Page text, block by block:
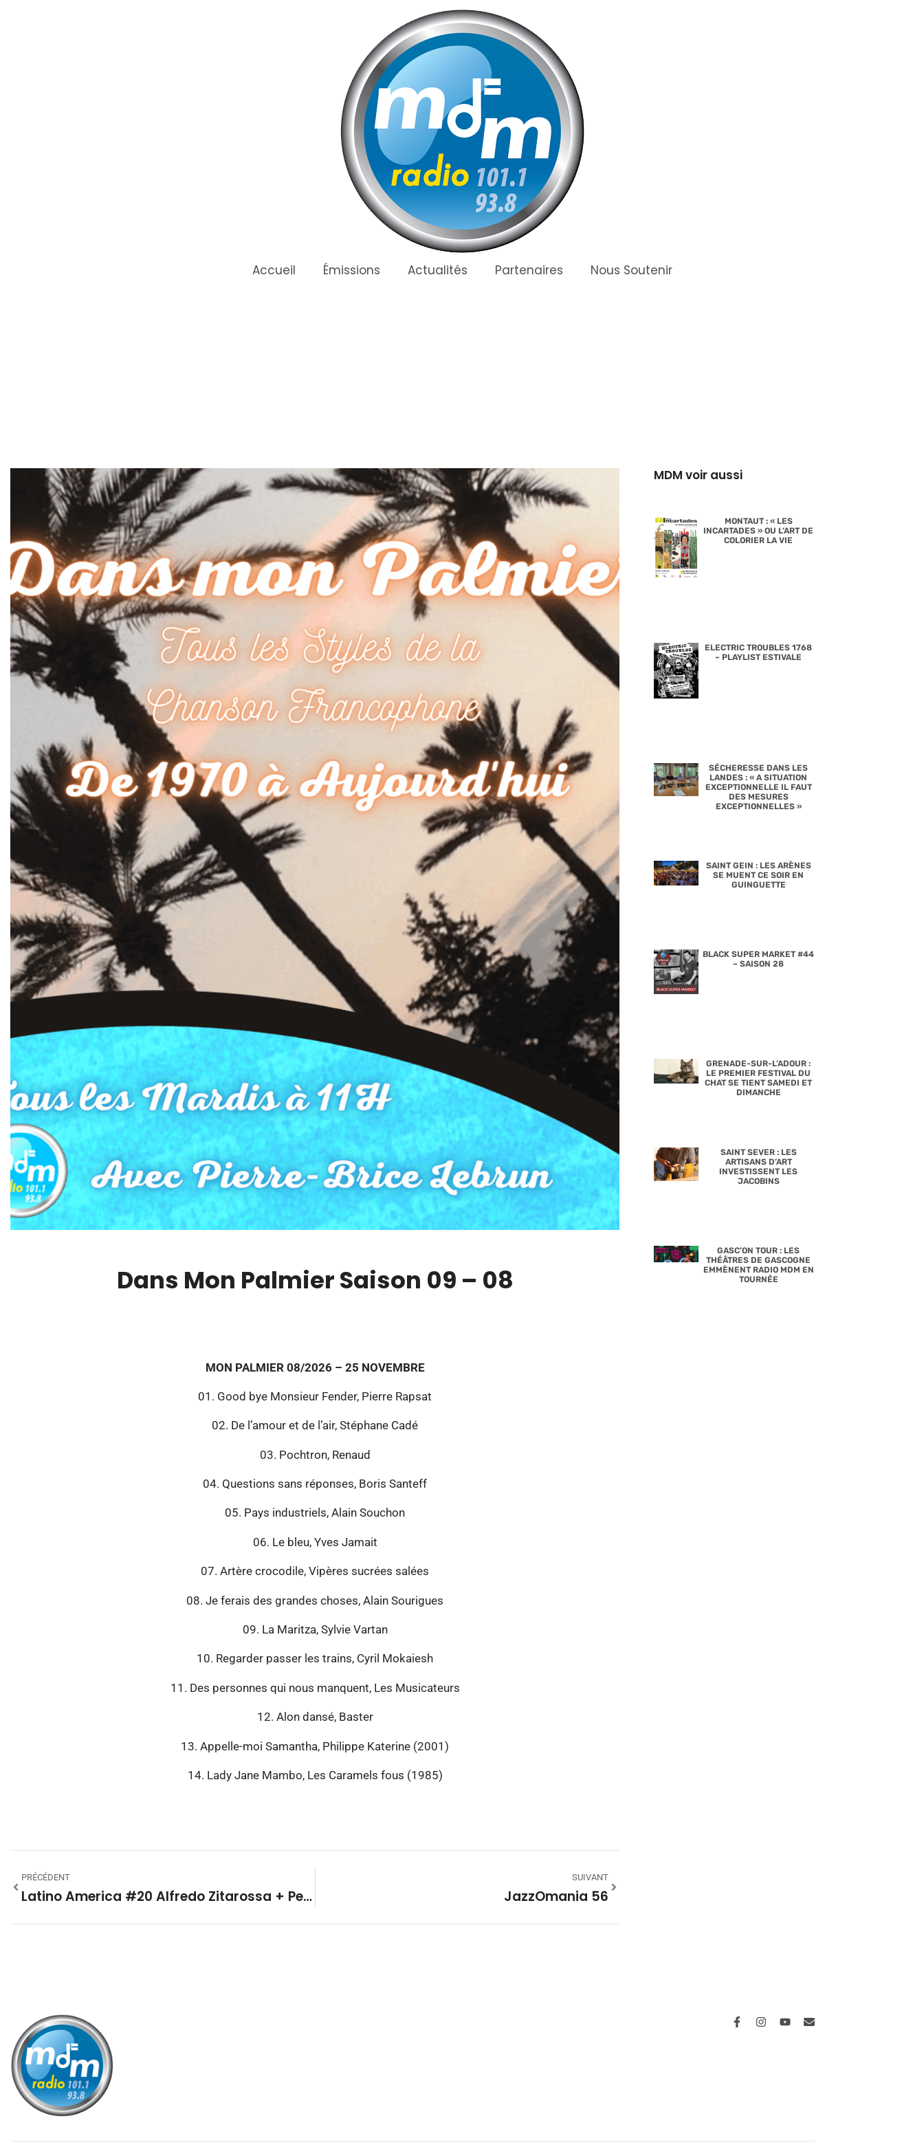
Accueil Émissions Actualités Partenaires Nous Soutenir
Dans Mon Palmier Saison 09 – 08
MON PALMIER 08/2026 – 25 NOVEMBRE
01. Good bye Monsieur Fender, Pierre Rapsat
02. De l’amour et de l’air, Stéphane Cadé
03. Pochtron, Renaud
04. Questions sans réponses, Boris Santeff
05. Pays industriels, Alain Souchon
06. Le bleu, Yves Jamait
07. Artère crocodile, Vipères sucrées salées
08. Je ferais des grandes choses, Alain Sourigues
09. La Maritza, Sylvie Vartan
10. Regarder passer les trains, Cyril Mokaiesh
11. Des personnes qui nous manquent, Les Musicateurs
12. Alon dansé, Baster
13. Appelle-moi Samantha, Philippe Katerine (2001)
14. Lady Jane Mambo, Les Caramels fous (1985)
PRÉCÉDENT
Latino America #20 Alfredo Zitarossa + Perota Chingo
SUIVANT
JazzOmania 56
MDM voir aussi
MONTAUT : « LES
INCARTADES » OU L’ART DE
COLORIER LA VIE
ELECTRIC TROUBLES 1768
– PLAYLIST ESTIVALE
SÉCHERESSE DANS LES
LANDES : « A SITUATION
EXCEPTIONNELLE IL FAUT
DES MESURES
EXCEPTIONNELLES »
SAINT GEIN : LES ARÈNES
SE MUENT CE SOIR EN
GUINGUETTE
BLACK SUPER MARKET #44
– SAISON 28
GRENADE-SUR-L’ADOUR :
LE PREMIER FESTIVAL DU
CHAT SE TIENT SAMEDI ET
DIMANCHE
SAINT SEVER : LES
ARTISANS D’ART
INVESTISSENT LES
JACOBINS
GASC’ON TOUR : LES
THÉÂTRES DE GASCOGNE
EMMÈNENT RADIO MDM EN
TOURNÉE